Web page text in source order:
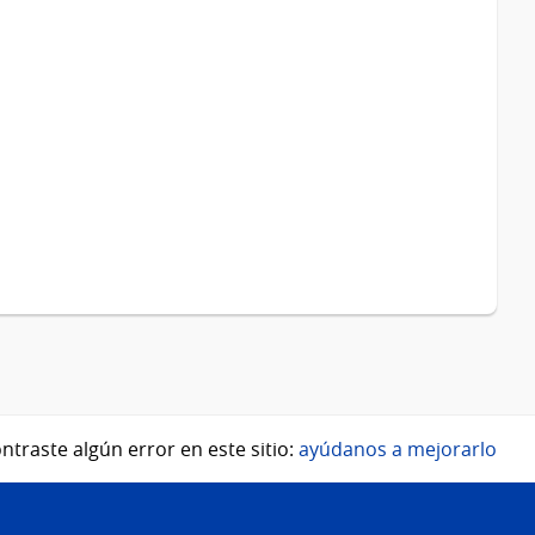
algún error en este sitio: ayúdanos a mejorarlo